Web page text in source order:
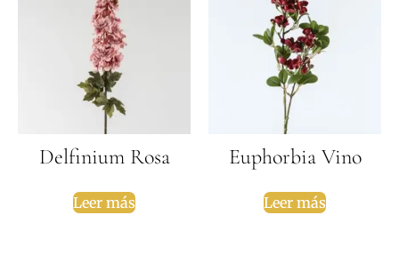
Delfinium Rosa
Leer más
Euphorbia Vino
Leer más